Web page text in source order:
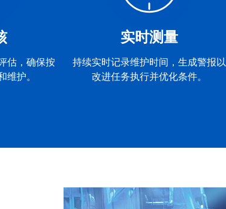
估，确保按
维护。
实时测量
持续实时记录维护时间，生成警报以
改进任务执行并优化条件。